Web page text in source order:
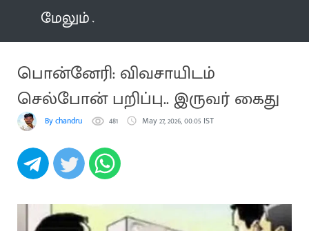
மேலும்
பொன்னேரி: விவசாயிடம்
செல்போன் பறிப்பு.. இருவர் கைது
By chandru 481 May 27, 2026, 00:05 IST